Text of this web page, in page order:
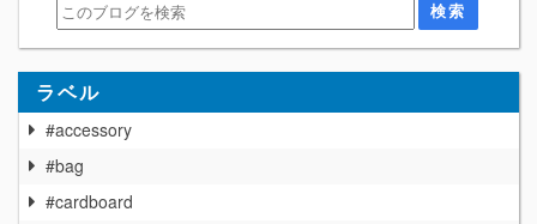
ラベル
#accessory
#bag
#cardboard